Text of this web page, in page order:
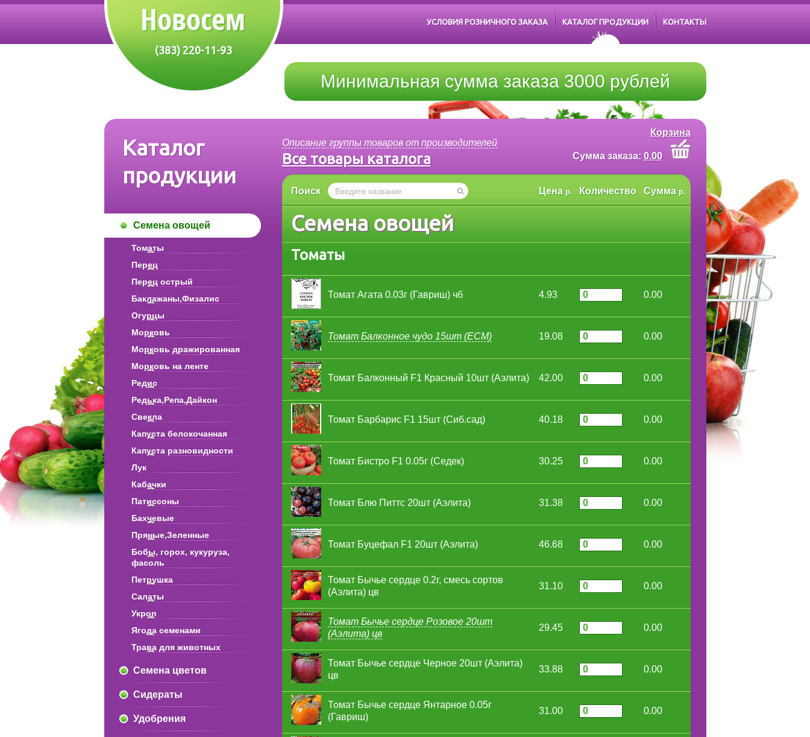
(383) 220-11-93
УСЛОВИЯ РОЗНИЧНОГО ЗАКАЗА КАТАЛОГ ПРОДУКЦИИ КОНТАКТЫ
Минимальная сумма заказа 3000 рублей
Каталог
продукции
Семена овощей
Томаты
Перец
Перец острый
Баклажаны,Физалис
Огурцы
Морковь
Морковь дражированная
Морковь на ленте
Редис
Редька,Репа,Дайкон
Свекла
Капуста белокочанная
Капуста разновидности
Лук
Кабачки
Патиссоны
Бахчевые
Пряные,Зеленные
Бобы, горох, кукуруза,
фасоль
Петрушка
Салаты
Укроп
Ягода семенами
Трава для животных
Семена цветов
Сидераты
Удобрения
Описание группы товаров от производителей
Все товары каталога
Корзина
Cумма заказа: 0.00
Поиск Цена р. Количество Сумма р.
Семена овощей
Томаты
Томат Агата 0.03г (Гавриш) чб 4.93 0.00
Томат Балконное чудо 15шт (ЕСМ) 19.08 0.00
Томат Балконный F1 Красный 10шт (Аэлита) 42.00 0.00
Томат Барбарис F1 15шт (Сиб.сад) 40.18 0.00
Томат Бистро F1 0.05г (Седек) 30.25 0.00
Томат Блю Питтс 20шт (Аэлита) 31.38 0.00
Томат Буцефал F1 20шт (Аэлита) 46.68 0.00
Томат Бычье сердце 0.2г, смесь сортов
(Аэлита) цв
31.10 0.00
Томат Бычье сердце Розовое 20шт
(Аэлита) цв
29.45 0.00
Томат Бычье сердце Черное 20шт (Аэлита)
цв
33.88 0.00
Томат Бычье сердце Янтарное 0.05г
(Гавриш)
31.00 0.00